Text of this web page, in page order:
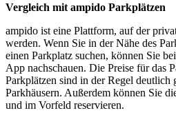
Vergleich mit ampido Parkplätzen
ampido ist eine Plattform, auf der
werden. Wenn Sie in der Nähe des
einen Parkplatz suchen, können Sie
App nachschauen. Die Preise für das
Parkplätzen sind in der Regel deutlich
Parkhäusern. Außerdem können Sie
und im Vorfeld reservieren.